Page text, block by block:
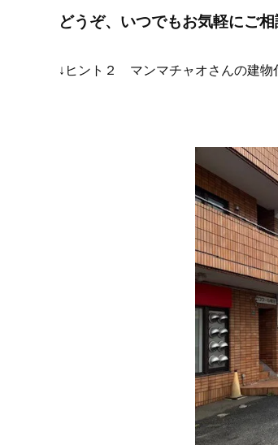
どうぞ、いつでもお気軽にご相
↓ヒント２ マンマチャオさんの建物